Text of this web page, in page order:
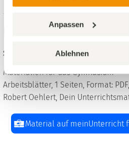
Anpassen
Ablehnen
Basketball - Standwurf
Sport, 5. bis 13. Klasse
Materialien für das Gymnasium
Arbeitsblätter, 1 Seiten, Format:
Robert Oehlert, Dein
Material auf meinUnterricht